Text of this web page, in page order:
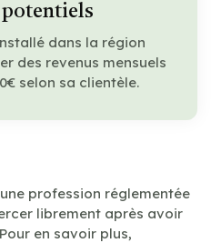
potentiels
dans la région
des revenus mensuels
selon sa clientèle.
profession réglementée
librement après avoir
en savoir plus,